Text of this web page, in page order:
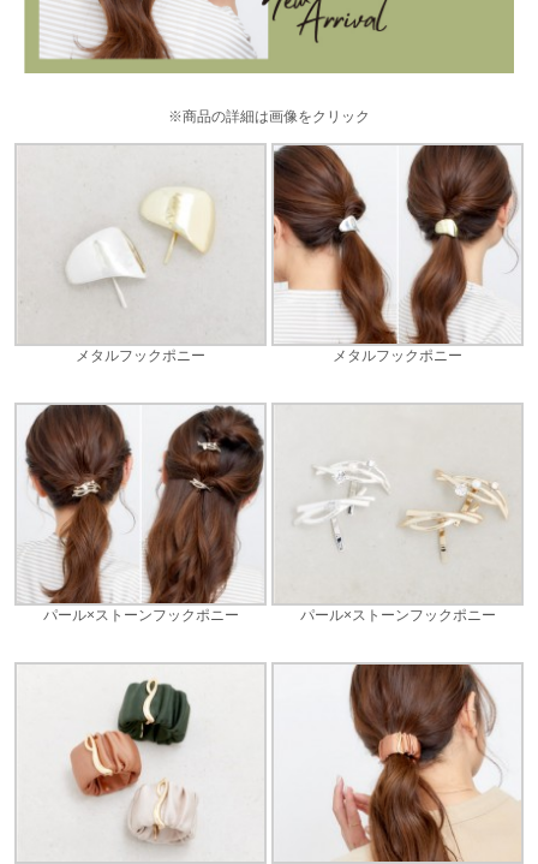
※商品の詳細は画像をクリック
メタルフックポニー メタルフックポニー
パール×ストーンフックポニー パール×ストーンフックポニー